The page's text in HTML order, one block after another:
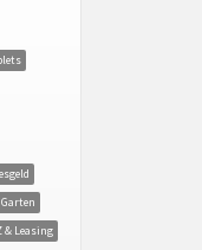
& Leasing